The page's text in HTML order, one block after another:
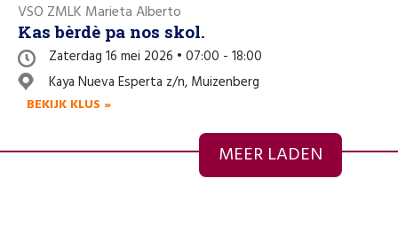
VSO ZMLK Marieta Alberto
Kas bèrdè pa nos skol.
Zaterdag 16 mei 2026 • 07:00 - 18:00
Kaya Nueva Esperta z/n, Muizenberg
BEKIJK KLUS »
MEER LADEN